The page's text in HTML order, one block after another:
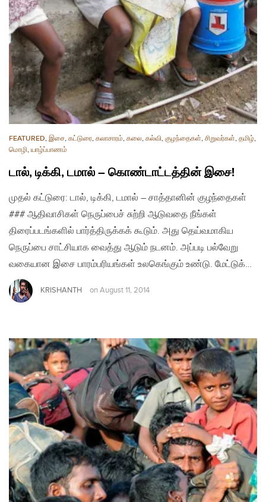
FEATURED, இசை, கட்டுரை, கலாசாரம், கலை, கல்வி, குழந்தைகள், சிறுவர்கள், தமிழ்,
மொழி, யாழ்ப்பாணம்
டால், டிக்கி, டமால் – கொண்டாட்டத்தின் இசை!
முதல் கட்டுரை: டால், டிக்கி, டமால் – சாத்தானின் குழந்தைகள்
### ஆதிவாசிகள் நெருப்பைச் சுற்றி ஆடுவதை நீங்கள்
திரைப்படங்களில் பார்த்திருக்கக் கூடும். அது தெய்வமாகிய
நெருப்பை சாட்சியாக வைத்து ஆடும் நடனம். அப்படி பல்வேறு
வகையான இசை பாரம்பரியங்கள் உலகெங்கும் உண்டு. மேட்டுக்…
KRISHANTH on August 11, 2014